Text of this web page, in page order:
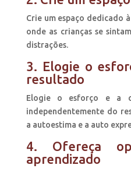
Crie um espaço dedicado
onde as crianças se
distrações.
3. Elogie o
resultado
Elogie o esforço e a
independentemente do
a autoestima e a auto
4. Ofereça
aprendizado